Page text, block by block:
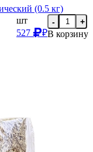
(0.5 кг)
шт
527
₽
- +
В корзину